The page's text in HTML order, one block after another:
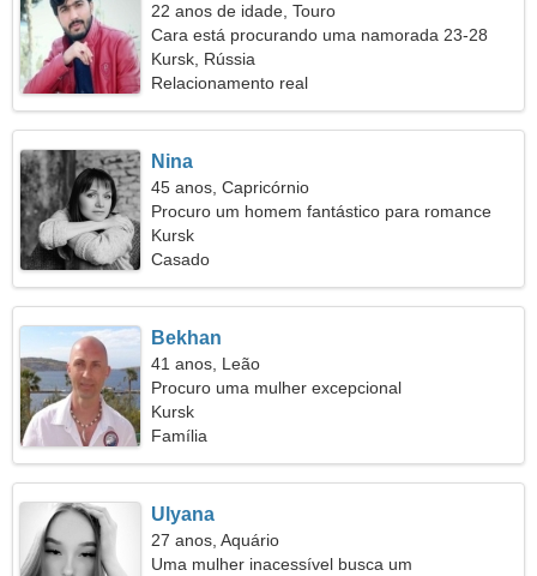
22 anos de idade, Touro
Cara está procurando uma namorada 23-28
Kursk, Rússia
Relacionamento real
Nina
45 anos, Capricórnio
Procuro um homem fantástico para romance
Kursk
Casado
Bekhan
41 anos, Leão
Procuro uma mulher excepcional
Kursk
Família
Ulyana
27 anos, Aquário
Uma mulher inacessível busca um